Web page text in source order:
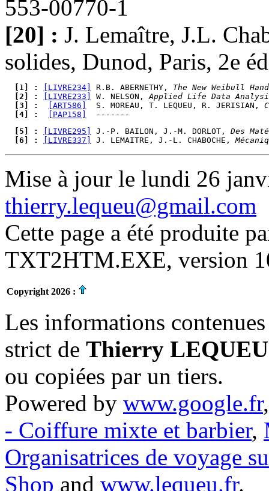
553-00770-1
[20] : J. Lemaître, J.L.
solides, Dunod, Paris, 2e
  [1] :
[LIVRE234] R.B. ABERNETHY, The New Weibull
  [2] :
[LIVRE233] W. NELSON, Applied Life Data
  [3] :
[ART586]
  S. MOREAU, T. LEQUEU, R. JERISIAN,
  [4] :
[PAP158]
  [5] :
[LIVRE295] J.-P. BAILON, J.-M. DORLOT, Des
  [6] :
[LIVRE337] J. LEMAITRE, J.-L. CHABOCHE,
Mise à jour le lundi 26
thierry.lequeu@gmail.com
Cette page a été produite
TXT2HTM.EXE, version
Copyright 2026 :
Les informations
strict de Thierry LEQUEU
ou copiées par un tiers.
Powered by www.google.fr
- Coiffure mixte et barbier,
Organisatrices de voyage
Shop and www.lequeu.fr.